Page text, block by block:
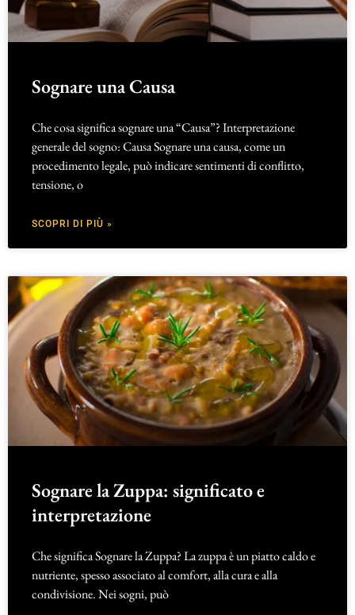
Sognare una Causa
Che cosa significa sognare una “Causa”? Interpretazione
generale del sogno: Causa Sognare una causa, come un
procedimento legale, può indicare sentimenti di conflitto,
tensione, o
SCOPRI DI PIÙ »
Sognare la Zuppa: significato e
interpretazione
Che significa Sognare la Zuppa? La zuppa è un piatto caldo e
nutriente, spesso associato al comfort, alla cura e alla
condivisione. Nei sogni, può